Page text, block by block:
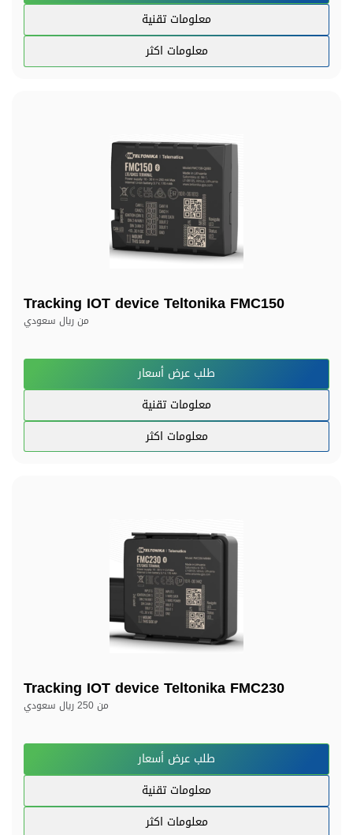
معلومات تقنية
معلومات اكثر
Tracking IOT device Teltonika FMC150
منريال سعودي
طلب عرض أسعار
معلومات تقنية
معلومات اكثر
Tracking IOT device Teltonika FMC230
من250 ريال سعودي
طلب عرض أسعار
معلومات تقنية
معلومات اكثر